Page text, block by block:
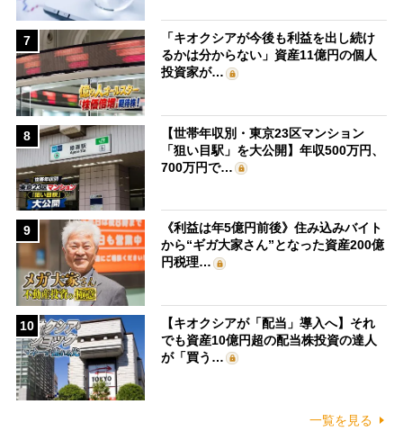
7
「キオクシアが今後も利益を出し続け
るかは分からない」資産11億円の個人
投資家が…
8
【世帯年収別・東京23区マンション
「狙い目駅」を大公開】年収500万円、
700万円で…
9
《利益は年5億円前後》住み込みバイト
から“ギガ大家さん”となった資産200億
円税理…
10
【キオクシアが「配当」導入へ】それ
でも資産10億円超の配当株投資の達人
が「買う…
一覧を見る